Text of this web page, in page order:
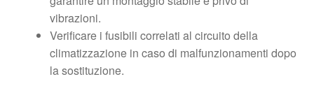
vibrazioni.
Verificare i fusibili correlati al circuito della
climatizzazione in caso di malfunzionamenti dopo
la sostituzione.